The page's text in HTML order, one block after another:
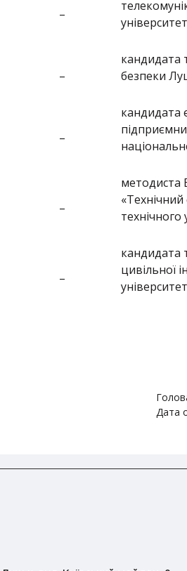
–
–
кандидата
безпеки
–
кандидата
–
методиста
технічного
–
кандидата
цивільної
Дата